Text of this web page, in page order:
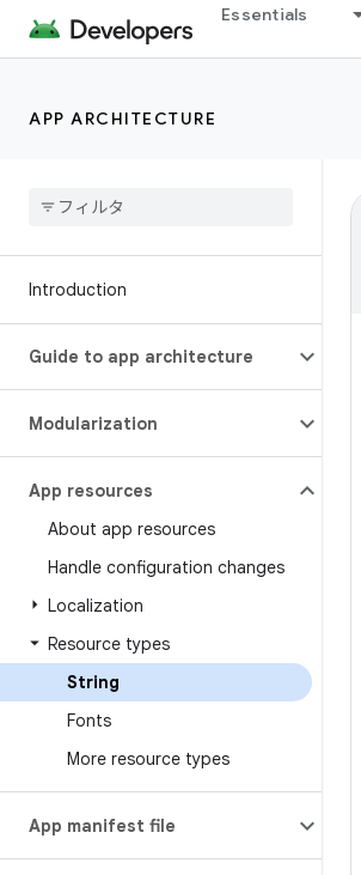
Essentials
APP ARCHITECTURE
Introduction
Guide to app architecture
Modularization
App resources
About app resources
Handle configuration changes
Localization
Resource types
String
Fonts
More resource types
App manifest file